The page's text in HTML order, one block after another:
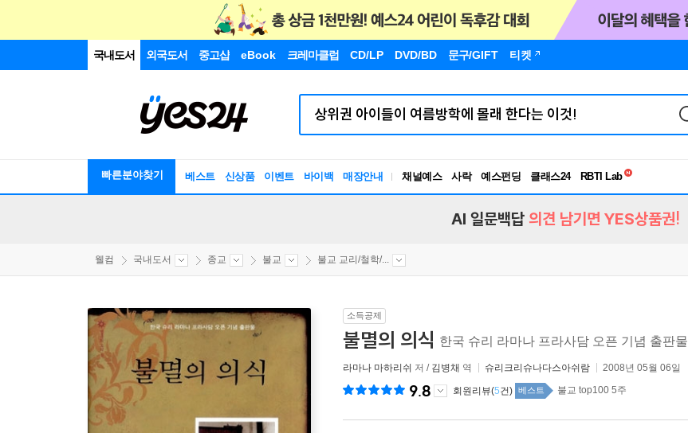
국내도서 외국도서 중고샵 eBook 크레마클럽 CD/LP DVD/BD 문구/GIFT 티켓
빠른분야찾기 베스트 신상품 이벤트 바이백 매장안내 채널예스 사락 예스펀딩 클래스24
독서유형검사
AI 일문백답 의견 남기면 YES상품권!
웰컴 국내도서 종교 불교 불교 교리/철학/...
소득공제
불멸의 의식 한국 슈리 라마나 프라사담 오픈 기념 출판물
라마나 마하리쉬 저 / 김병채 역 슈리크리슈나다스아쉬람 2008년 05월 06일
9.8 회원리뷰(5건) 베스트 불교 top100 5주